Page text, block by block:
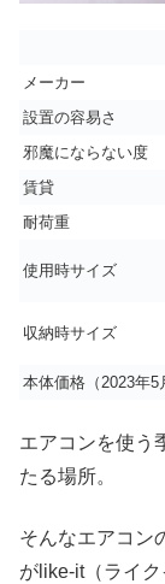
メーカー
設置の容易さ
邪魔にならない度
賃貸
耐荷重
使用時サイズ
収納時サイズ
本体価格（2023年5
エアコンを使う
たる場所。
そんなエアコン
がlike-it（ライク